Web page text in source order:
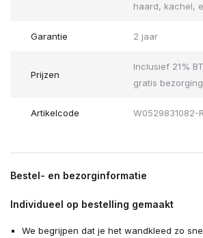
haard, kachel,
Garantie 2 jaar
Prijzen
Inclusief 21%
gratis bezorging
Artikelcode W0529831082-
Bestel- en bezorginformatie
Individueel op bestelling gemaakt
We begrijpen dat je het wandkleed zo